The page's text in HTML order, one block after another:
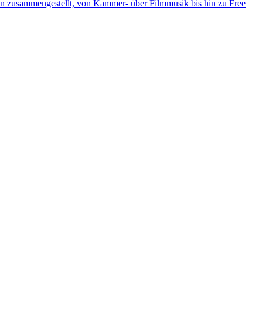
zusammengestellt, von Kammer- über Filmmusik bis hin zu Free